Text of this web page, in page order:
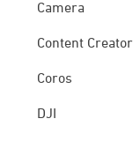
Camera
Content Creator
Coros
DJI